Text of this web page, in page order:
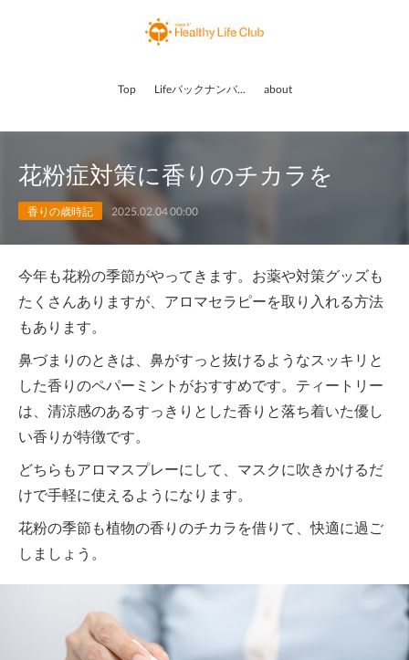
Top Lifeバックナンバー about
花粉症対策に香りのチカラを
香りの歳時記 2025.02.04 00:00
今年も花粉の季節がやってきます。お薬や対策グッズも
たくさんありますが、アロマセラピーを取り入れる方法
もあります。
鼻づまりのときは、鼻がすっと抜けるようなスッキリと
した香りのペパーミントがおすすめです。ティートリー
は、清涼感のあるすっきりとした香りと落ち着いた優し
い香りが特徴です。
どちらもアロマスプレーにして、マスクに吹きかけるだ
けで手軽に使えるようになります。
花粉の季節も植物の香りのチカラを借りて、快適に過ご
しましょう。